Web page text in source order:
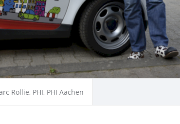
Rollie, PHI, PHI Aachen